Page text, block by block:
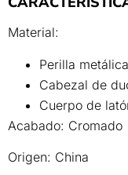
Material:
Perilla metálica
Cabezal de
Cuerpo de
Acabado: Cromado
Origen: China